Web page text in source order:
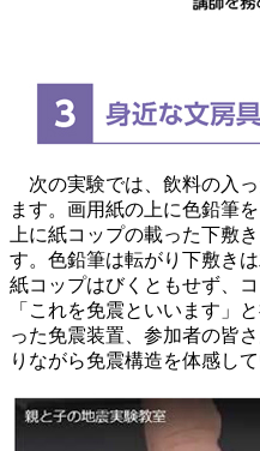
次の実験では、飲料の入
ます。画用紙の上に色鉛筆
上に紙コップの載った下敷
す。色鉛筆は転がり下敷き
紙コップはびくともせず、
「これを免震といいます」
った免震装置、参加者の皆
りながら免震構造を体感して